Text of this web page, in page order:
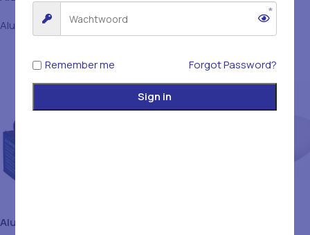
Aluminium
30CMX6ROL 1600 gr
Aluminium Folie Box 6Rol
Remember me Forgot Password?
Sign in